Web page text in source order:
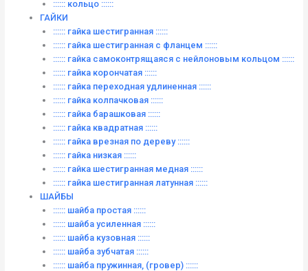
:::::: кольцо ::::::
ГАЙКИ
:::::: гайка шестигранная ::::::
:::::: гайка шестигранная с фланцем ::::::
:::::: гайка самоконтрящаяся с нейлоновым кольцом ::::::
:::::: гайка корончатая ::::::
:::::: гайка переходная удлиненная ::::::
:::::: гайка колпачковая ::::::
:::::: гайка барашковая ::::::
:::::: гайка квадратная ::::::
:::::: гайка врезная по дереву ::::::
:::::: гайка низкая ::::::
:::::: гайка шестигранная медная ::::::
:::::: гайка шестигранная латунная ::::::
ШАЙБЫ
:::::: шайба простая ::::::
:::::: шайба усиленная ::::::
:::::: шайба кузовная ::::::
:::::: шайба зубчатая ::::::
:::::: шайба пружинная, (гровер) ::::::